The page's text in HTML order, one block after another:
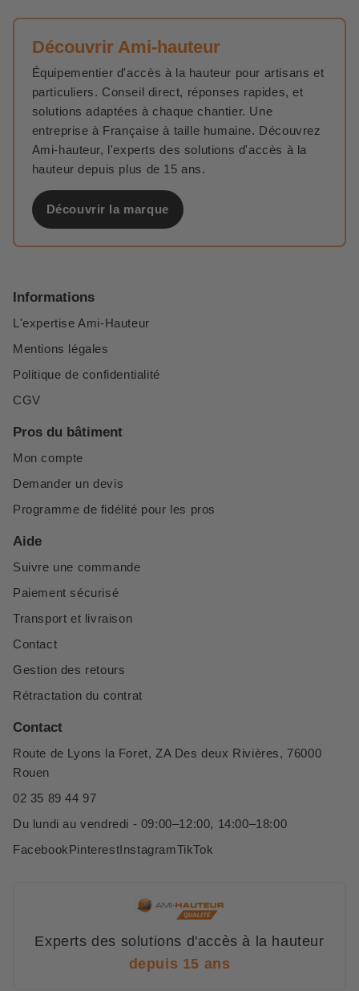
Découvrir Ami-hauteur
Équipementier d'accès à la hauteur pour artisans et
particuliers. Conseil direct, réponses rapides, et
solutions adaptées à chaque chantier. Une
entreprise à Française à taille humaine. Découvrez
Ami-hauteur, l'experts des solutions d'accès à la
hauteur depuis plus de 15 ans.
Découvrir la marque
Informations
L'expertise Ami-Hauteur
Mentions légales
Politique de confidentialité
CGV
Pros du bâtiment
Mon compte
Demander un devis
Programme de fidélité pour les pros
Aide
Suivre une commande
Paiement sécurisé
Transport et livraison
Contact
Gestion des retours
Rétractation du contrat
Contact
Route de Lyons la Foret, ZA Des deux Rivières, 76000
Rouen
02 35 89 44 97
Du lundi au vendredi - 09:00–12:00, 14:00–18:00
FacebookPinterestInstagramTikTok
Experts des solutions d'accès à la hauteur
depuis 15 ans